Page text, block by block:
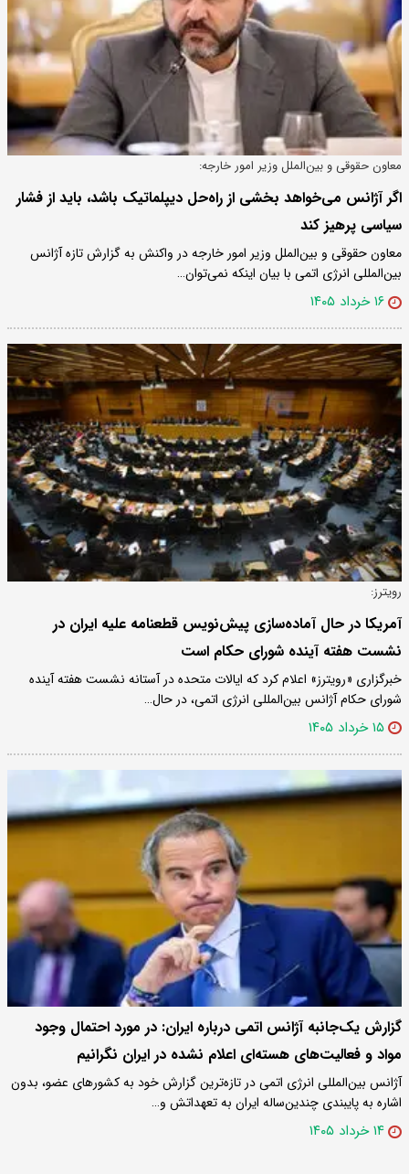
معاون حقوقی و بین‌الملل وزیر امور خارجه:
اگر آژانس می‌خواهد بخشی از راه‌حل دیپلماتیک باشد، باید از فشار
سیاسی پرهیز کند
معاون حقوقی و بین‌الملل وزیر امور خارجه در واکنش به گزارش تازه آژانس
بین‌المللی انرژی اتمی با بیان اینکه نمی‌توان…
۱۶ خرداد ۱۴۰۵
رویترز:
آمریکا در حال آماده‌سازی پیش‌نویس قطعنامه‌ علیه ایران در
نشست هفته آینده شورای حکام است
خبرگزاری «رویترز» اعلام کرد که ایالات متحده در آستانه نشست هفته آینده
شورای حکام آژانس بین‌المللی انرژی اتمی، در حال…
۱۵ خرداد ۱۴۰۵
گزارش یک‌جانبه آژانس اتمی درباره ایران: در مورد احتمال وجود
مواد و فعالیت‌های هسته‌ای اعلام نشده در ایران نگرانیم
آژانس بین‌المللی انرژی اتمی در تازه‌ترین گزارش خود به کشورهای عضو، بدون
اشاره به پایبندی چندین‌ساله ایران به تعهداتش و…
۱۴ خرداد ۱۴۰۵